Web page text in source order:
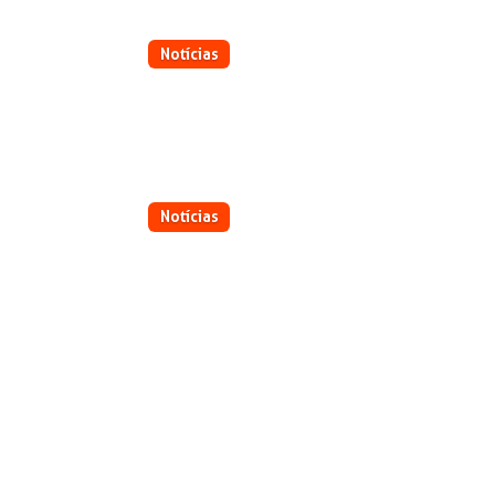
Notícias
Notícias